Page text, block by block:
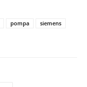
pompa
siemens